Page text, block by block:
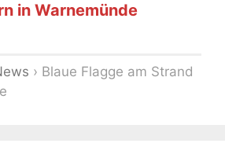
in Warnemünde
› Blaue Flagge am Strand